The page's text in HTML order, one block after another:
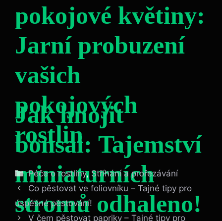
pokojové květiny:
Jarní probuzení
vašich
pokojových
rostlin
Jak hnojit
bonsai: Tajemství
miniaturních
stromů odhaleno!
Rubriky
Péče o rostliny, Stříhání a prořezávání
Co pěstovat ve foliovníku – Tajné tipy pro
úspěšné pěstování!
V čem pěstovat papriky – Tajné tipy pro